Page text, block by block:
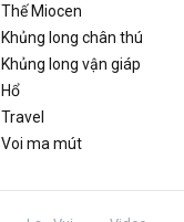
Thế Miocen
Khủng long chân thú
Khủng long vận giáp
Hổ
Travel
Voi ma mút